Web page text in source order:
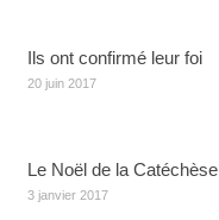
Ils ont confirmé leur foi
20 juin 2017
Le Noël de la Catéchèse
3 janvier 2017